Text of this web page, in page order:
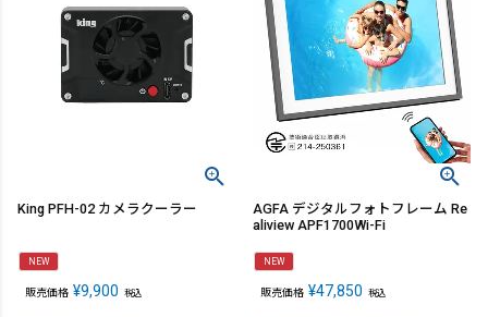
King PFH-02 カメラクーラー
NEW
販売価格 ¥9,900 税込
AGFA デジタルフォトフレーム Re
aliview APF1700Wi-Fi
NEW
販売価格 ¥47,850 税込